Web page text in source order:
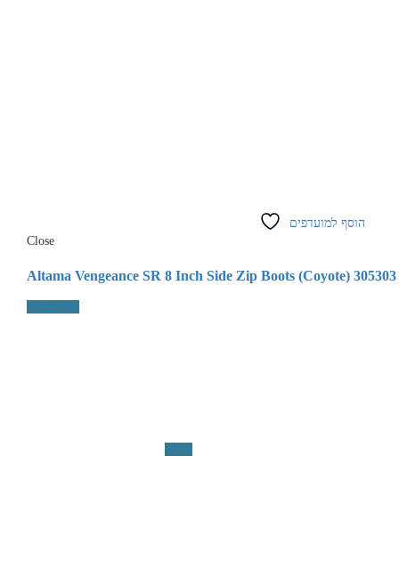
הוסף למועדפים
Close
Altama Vengeance SR 8 Inch Side Zip Boots (Coyote) 305303
צפה במוצר
-17%